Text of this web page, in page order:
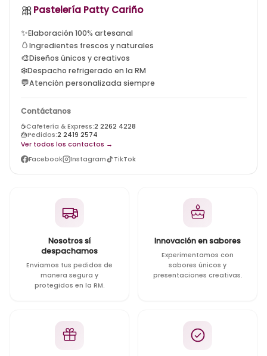
🎀 Pastelería Patty Cariño
✨Elaboración 100% artesanal
🥚Ingredientes frescos y naturales
🎨Diseños únicos y creativos
❄️Despacho refrigerado en la RM
💬Atención personalizada siempre
Contáctanos
☕Cafetería & Express:2 2262 4228
🎂Pedidos:2 2419 2574
Ver todos los contactos →
Facebook
Instagram TikTok
tortas artesanales santiago, tortas a domicilio la
Nosotros sí
despachamos
Enviamos tus pedidos de
manera segura y
protegidos en la RM.
Innovación en sabores
Experimentamos con
sabores únicos y
presentaciones creativas.